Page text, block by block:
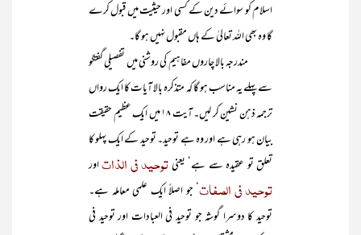
اسلام کو سوائے دین کے کسی اور حیثیت میں قبول کرے
گا وہ بھی اللہ تعالیٰ کے ہاں مقبول نہیں ہو گا۔
مندرجہ بالا چاروں مفاہیم کی روشنی میں تفصیلی گفتگو
سے پہلے یہ مناسب ہو گا کہ متذکرہ بالا آیات کا ایک رواں
ترجمہ ذہن نشین کر لیں۔ آیت ۱۸ میں ایک عظیم حقیقت
بیان ہو رہی ہے اور وہ ہے توحید۔ توحید کے ایک پہلو کا
تعلق تو عقیدہ سے ہے‘ یعنیتوحید فی الذاتاور
توحید فی الصفات ‘ جو اصلاً ایک علمی معاملہ ہے۔
توحید کا دوسرا گوشہ جو توحید فی العبادات اور توحید فی